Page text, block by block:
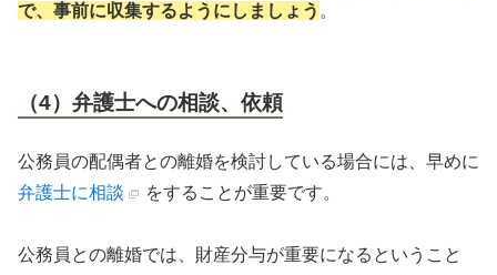
で、事前に収集するようにしましょう 。
（4）弁護士への相談、依頼
公務員の配偶者との離婚を検討している場合には、早めに
弁護士に相談
をすることが重要です。
公務員との離婚では、財産分与が重要になるということ